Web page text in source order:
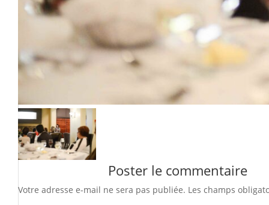
Poster le commentaire
Votre adresse e-mail ne sera pas publiée. Les champs